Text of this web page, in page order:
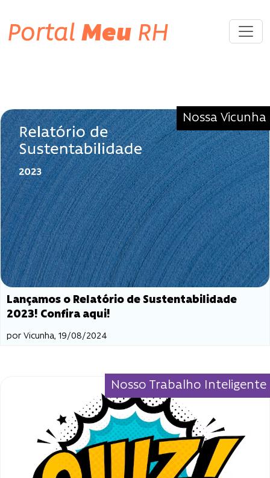
Portal Meu RH
Nossa Vicunha
Lançamos o Relatório de Sustentabilidade
2023! Confira aqui!
por Vicunha, 19/08/2024
Nosso Trabalho Inteligente